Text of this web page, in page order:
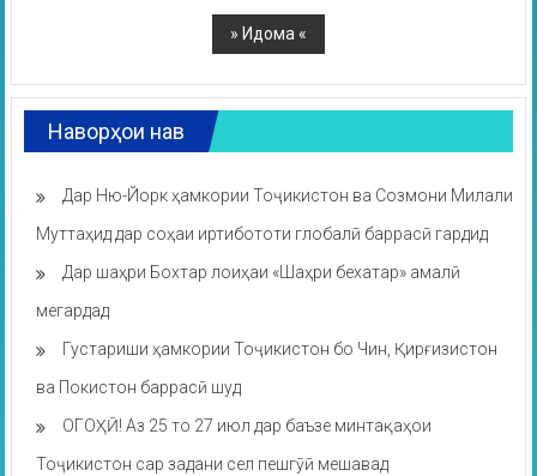
Наворҳои нав
Дар Ню-Йорк ҳамкории Тоҷикистон ва Созмони Милали
Муттаҳид дар соҳаи иртибототи глобалӣ баррасӣ гардид
Дар шаҳри Бохтар лоиҳаи «Шаҳри бехатар» амалӣ
мегардад
Густариши ҳамкории Тоҷикистон бо Чин, Қирғизистон
ва Покистон баррасӣ шуд
ОГОҲӢ! Аз 25 то 27 июл дар баъзе минтақаҳои
Тоҷикистон сар задани сел пешгӯӣ мешавад